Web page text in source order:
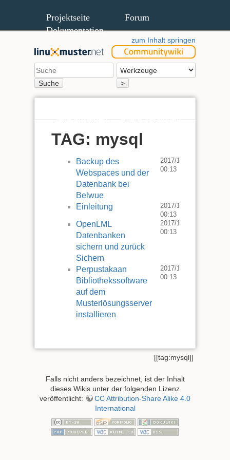
Projektseite
Forum
Dokumentation
zum Inhalt springen
Suche >
Seite anzeigen Ältere Versionen
TAG: mysql
Backup des
Webspaces und der
Datenbank bei
Belwue
2017/12/03
00:13
Einleitung
2017/12/03
00:13
OpenLML
Datenbanken
sichern und zurück
Sichern
2017/12/03
00:13
Perpustakaan
Bibliothekssoftware
auf dem
Musterlösungsserver
installieren
2017/12/03
00:13
[[tag:mysql]]
Falls nicht anders bezeichnet, ist der Inhalt
dieses Wikis unter der folgenden Lizenz
veröffentlicht:
CC Attribution-Share Alike 4.0
International